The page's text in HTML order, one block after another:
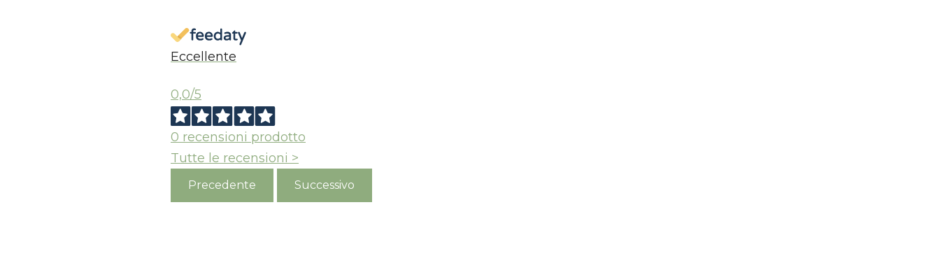
Eccellente
0,0/5
0 recensioni prodotto
Tutte le recensioni >
Precedente Successivo